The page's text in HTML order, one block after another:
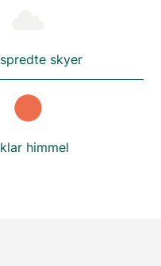
spredte skyer
klar himmel